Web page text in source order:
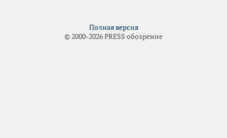
Полная версия
© 2000-2026 PRESS обозрение